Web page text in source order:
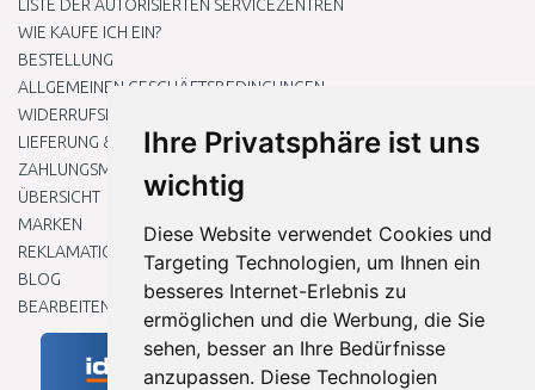
Ihre Privatsphäre ist uns
wichtig
Diese Website verwendet Cookies und
Targeting Technologien, um Ihnen ein
besseres Internet-Erlebnis zu
ermöglichen und die Werbung, die Sie
sehen, besser an Ihre Bedürfnisse
anzupassen. Diese Technologien
LISTE DER AUTORISIERTEN SERVICEZENTREN
WIE KAUFE ICH EIN?
BESTELLUNG
ALLGEMEINEN GESCHÄFTSBEDINGUNGEN
WIDERRUFSRECHT
LIEFERUNG & ZAHLUNG
ZAHLUNGSMETHODEN
ÜBERSICHT
MARKEN
REKLAMATIONEN UND RETOUREN
BLOG
BEARBEITEN SIE MEINE COOKIE-EINSTELLUNGEN